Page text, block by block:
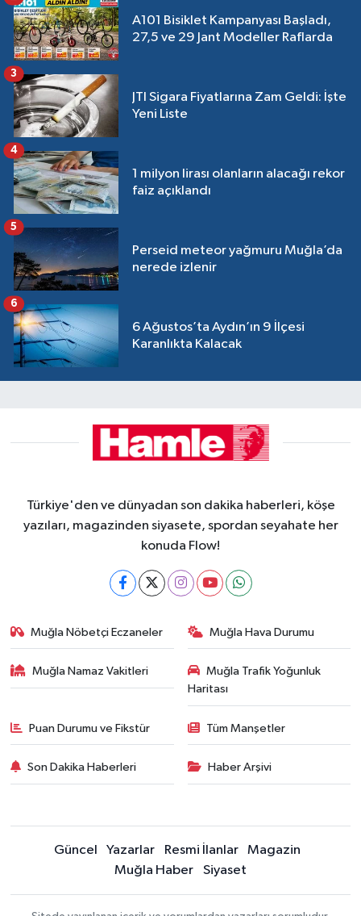
A101 Bisiklet Kampanyası Başladı,
27,5 ve 29 Jant Modeller Raflarda
JTI Sigara Fiyatlarına Zam Geldi: İşte
Yeni Liste
3
1 milyon lirası olanların alacağı rekor
faiz açıklandı
4
Perseid meteor yağmuru Muğla’da
nerede izlenir
5
6 Ağustos’ta Aydın’ın 9 İlçesi
Karanlıkta Kalacak
6
Türkiye'den ve dünyadan son dakika haberleri, köşe
yazıları, magazinden siyasete, spordan seyahate her
konuda Flow!
Muğla Nöbetçi Eczaneler Muğla Hava Durumu
Muğla Namaz Vakitleri
Muğla Trafik Yoğunluk
Haritası
Puan Durumu ve Fikstür Tüm Manşetler
Son Dakika Haberleri Haber Arşivi
Güncel Yazarlar Resmi İlanlar
Magazin
Muğla Haber
Siyaset